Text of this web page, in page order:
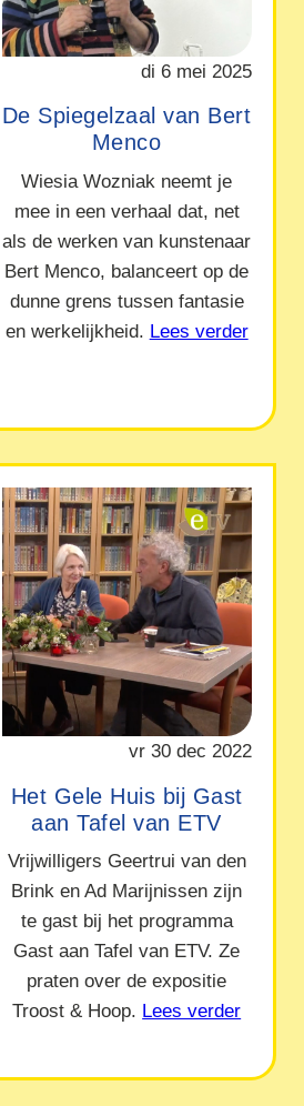
di 6 mei 2025
De Spiegelzaal van Bert
Menco
Wiesia Wozniak neemt je
mee in een verhaal dat, net
als de werken van kunstenaar
Bert Menco, balanceert op de
dunne grens tussen fantasie
en werkelijkheid. Lees verder
vr 30 dec 2022
Het Gele Huis bij Gast
aan Tafel van ETV
Vrijwilligers Geertrui van den
Brink en Ad Marijnissen zijn
te gast bij het programma
Gast aan Tafel van ETV. Ze
praten over de expositie
Troost & Hoop. Lees verder